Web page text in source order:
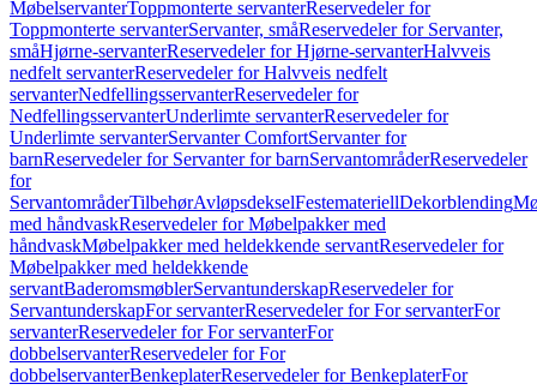
MøbelservanterToppmonterte servanterReservedeler for
Toppmonterte servanterServanter, småReservedeler for Servanter,
småHjørne-servanterReservedeler for Hjørne-servanterHalvveis
nedfelt servanterReservedeler for Halvveis nedfelt
servanterNedfellingsservanterReservedeler for
NedfellingsservanterUnderlimte servanterReservedeler for
Underlimte servanterServanter ComfortServanter for
barnReservedeler for Servanter for barnServantområderReservedeler
for
ServantområderTilbehørAvløpsdekselFestemateriellDekorblending
med håndvaskReservedeler for Møbelpakker med
håndvaskMøbelpakker med heldekkende servantReservedeler for
Møbelpakker med heldekkende
servantBaderomsmøblerServantunderskapReservedeler for
ServantunderskapFor servanterReservedeler for For servanterFor
servanterReservedeler for For servanterFor
dobbelservanterReservedeler for For
dobbelservanterBenkeplaterReservedeler for BenkeplaterFor